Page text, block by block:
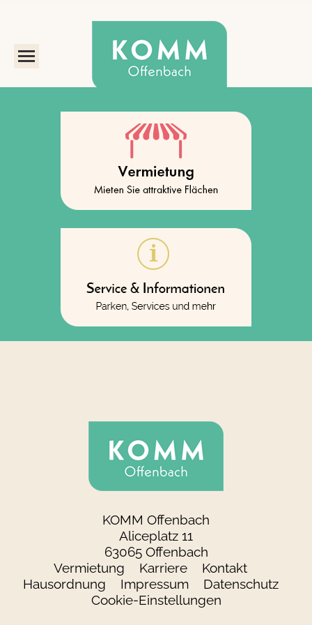
KOMM Offenbach
Aliceplatz 11
63065 Offenbach
Vermietung
Karriere
Kontakt
Hausordnung
Impressum
Datenschutz
Cookie-Einstellungen